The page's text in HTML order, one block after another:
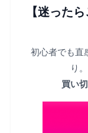
【迷った
初心者でも直
り
買い